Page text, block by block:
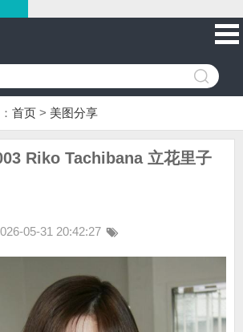
首页 > 美图分享
Riko Tachibana 立花里子
05-31 20:42:27